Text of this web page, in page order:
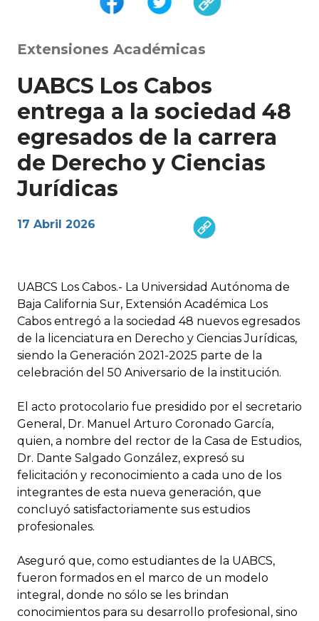
Extensiones Académicas
UABCS Los Cabos
entrega a la sociedad 48
egresados de la carrera
de Derecho y Ciencias
Jurídicas
17 Abril 2026
UABCS Los Cabos.- La Universidad Autónoma de
Baja California Sur, Extensión Académica Los
Cabos entregó a la sociedad 48 nuevos egresados
de la licenciatura en Derecho y Ciencias Jurídicas,
siendo la Generación 2021-2025 parte de la
celebración del 50 Aniversario de la institución.
El acto protocolario fue presidido por el secretario
General, Dr. Manuel Arturo Coronado García,
quien, a nombre del rector de la Casa de Estudios,
Dr. Dante Salgado González, expresó su
felicitación y reconocimiento a cada uno de los
integrantes de esta nueva generación, que
concluyó satisfactoriamente sus estudios
profesionales.
Aseguró que, como estudiantes de la UABCS,
fueron formados en el marco de un modelo
integral, donde no sólo se les brindan
conocimientos para su desarrollo profesional, sino